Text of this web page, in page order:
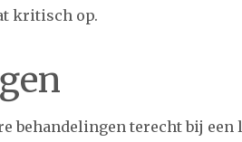
kritisch op.
behandelingen terecht bij